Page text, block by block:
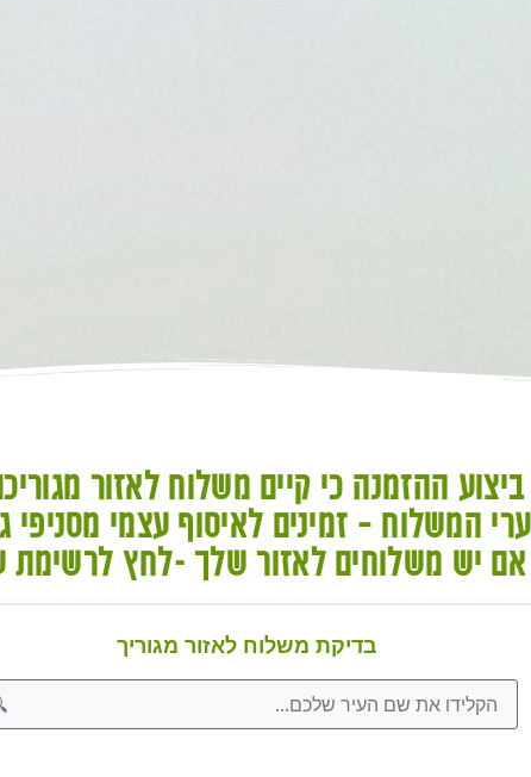
ביצוע ההזמנה כי קיים משלוח לאזור
המשלוח – זמינים לאיסוף עצמי
אם יש משלוחים לאזור שלך -לחץ לרשימת
בדיקת משלוח לאזור מגוריך